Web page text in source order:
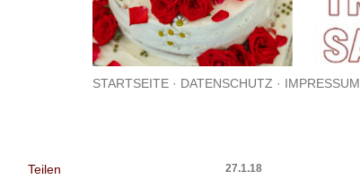
STARTSEITE DATENSCHUTZ IMPRESSUM
Teilen 27.1.18